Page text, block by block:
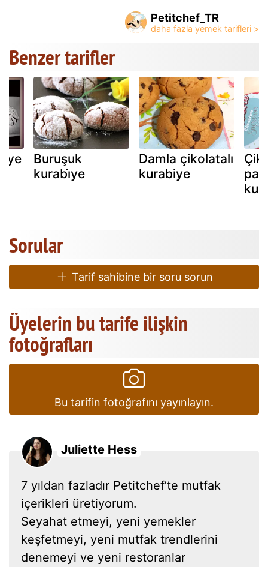
Petitchef_TR
Benzer tarifler
Buruşuk
kurabi̇ye
Damla çikolatalı
kurabiye
Sorular
Tarif sahibine bir soru sorun
Üyelerin bu tarife ilişkin
fotoğrafları
Bu tarifin fotoğrafını yayınlayın.
Juliette Hess
7 yıldan fazladır Petitchef’te mutfak
içerikleri üretiyorum.
Seyahat etmeyi, yeni yemekler
keşfetmeyi, yeni mutfak trendlerini
denemeyi ve yeni restoranlar